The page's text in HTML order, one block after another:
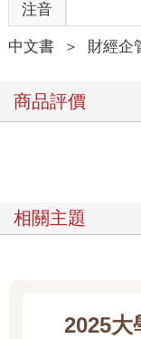
十秒就搭上遊樂設施
一趟的時間是兩分鐘
定的一小時後。
邊燦笑一邊跳舞，永
了。
「沒關係，晚點到不
「知道了，再看一下
★
「你好，我是光賢。
注音
中文書 ＞ 財經企
商品評價
相關主題
2025大